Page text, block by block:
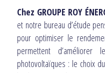
Chez GROUPE ROY
et notre bureau d’étude
pour optimiser le
permettent d’améliorer
photovoltaïques : le choix